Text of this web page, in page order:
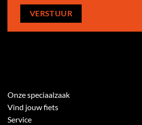
Onze speciaalzaak
Vind jouw fiets
Service